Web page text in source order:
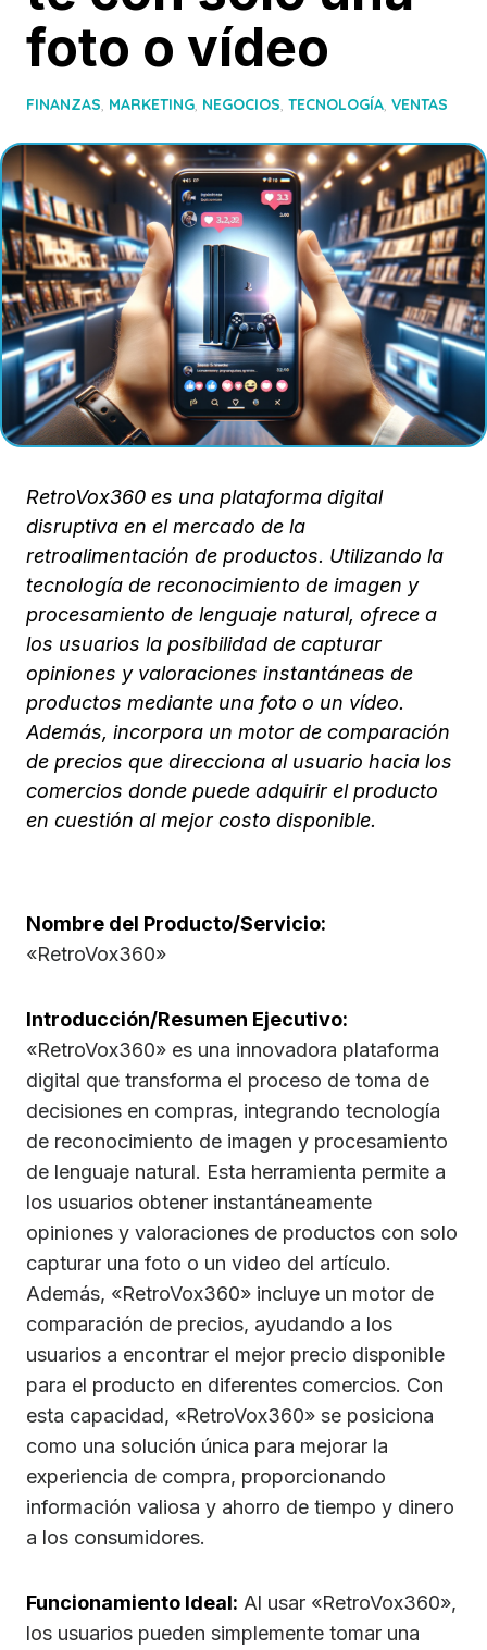
foto o vídeo
FINANZAS, MARKETING, NEGOCIOS, TECNOLOGÍA, VENTAS
RetroVox360 es una plataforma digital
disruptiva en el mercado de la
retroalimentación de productos. Utilizando la
tecnología de reconocimiento de imagen y
procesamiento de lenguaje natural, ofrece a
los usuarios la posibilidad de capturar
opiniones y valoraciones instantáneas de
productos mediante una foto o un vídeo.
Además, incorpora un motor de comparación
de precios que direcciona al usuario hacia los
comercios donde puede adquirir el producto
en cuestión al mejor costo disponible.
Nombre del Producto/Servicio:
«RetroVox360»
Introducción/Resumen Ejecutivo:
«RetroVox360» es una innovadora plataforma
digital que transforma el proceso de toma de
decisiones en compras, integrando tecnología
de reconocimiento de imagen y procesamiento
de lenguaje natural. Esta herramienta permite a
los usuarios obtener instantáneamente
opiniones y valoraciones de productos con solo
capturar una foto o un video del artículo.
Además, «RetroVox360» incluye un motor de
comparación de precios, ayudando a los
usuarios a encontrar el mejor precio disponible
para el producto en diferentes comercios. Con
esta capacidad, «RetroVox360» se posiciona
como una solución única para mejorar la
experiencia de compra, proporcionando
información valiosa y ahorro de tiempo y dinero
a los consumidores.
Funcionamiento Ideal: Al usar «RetroVox360»,
los usuarios pueden simplemente tomar una